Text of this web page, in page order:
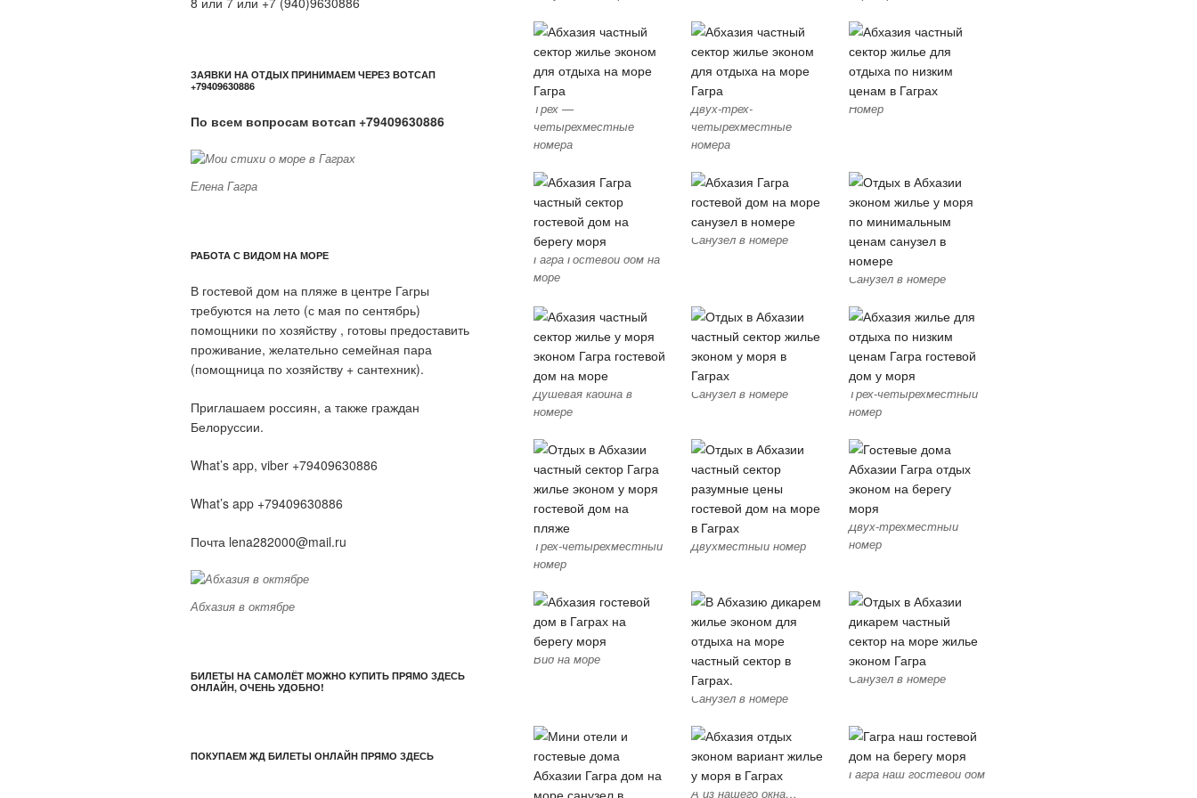
ЗАЯВКИ НА ОТДЫХ ПРИНИМАЕМ ЧЕРЕЗ ВОТСАП
+79409630886
По всем вопросам вотсап +79409630886
Елена Гагра
РАБОТА С ВИДОМ НА МОРЕ
В гостевой дом на пляже в центре Гагры
требуются на лето (с мая по сентябрь)
помощники по хозяйству , готовы предоставить
проживание, желательно семейная пара
(помощница по хозяйству + сантехник).
Приглашаем россиян, а также граждан
Белоруссии.
What’s app, viber +79409630886
What’s app +79409630886
Почта lena282000@mail.ru
Абхазия в октябре
БИЛЕТЫ НА САМОЛЁТ МОЖНО КУПИТЬ ПРЯМО ЗДЕСЬ
ОНЛАЙН, ОЧЕНЬ УДОБНО!
ПОКУПАЕМ ЖД БИЛЕТЫ ОНЛАЙН ПРЯМО ЗДЕСЬ
Трех —
четырехместные
номера
Двух-трех-
четырехместные
номера
Номер
Гагра Гостевой дом на
море
Санузел в номере
Санузел в номере
Душевая кабина в
номере
Санузел в номере
Трех-четырехместный
номер
Трех-четырехместный
номер
Двухместный номер
Двух-трехместный
номер
Вид на море
Санузел в номере
Санузел в номере
А из нашего окна…
Гагра наш гостевой дом